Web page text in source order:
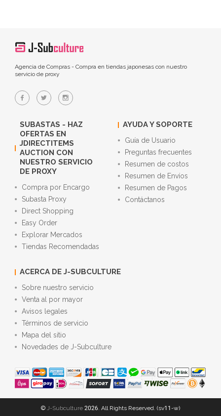
Agencia de Compras - Compra en tiendas japonesas con nuestro
servicio de proxy
SUBASTAS - HAZ
OFERTAS EN
JDIRECTITEMS
AUCTION CON
NUESTRO SERVICIO
DE PROXY
Compra por Encargo
Subasta Proxy
Direct Shopping
Easy Order
Explorar Mercados
Tiendas Recomendadas
AYUDA Y SOPORTE
Guía de Usuario
Preguntas frecuentes
Resumen de costos
Resumen de Envíos
Resumen de Pagos
Contáctanos
ACERCA DE J-SUBCULTURE
Sobre nuestro servicio
Venta al por mayor
Avisos legales
Términos de servicio
Mapa del sitio
Novedades de J-Subculture
© J-Subculture 2026. All Rights Reserved. (sv11-w)